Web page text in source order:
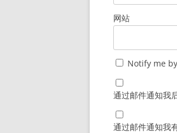
网站
Notify me
通过邮件通知我
通过邮件通知我